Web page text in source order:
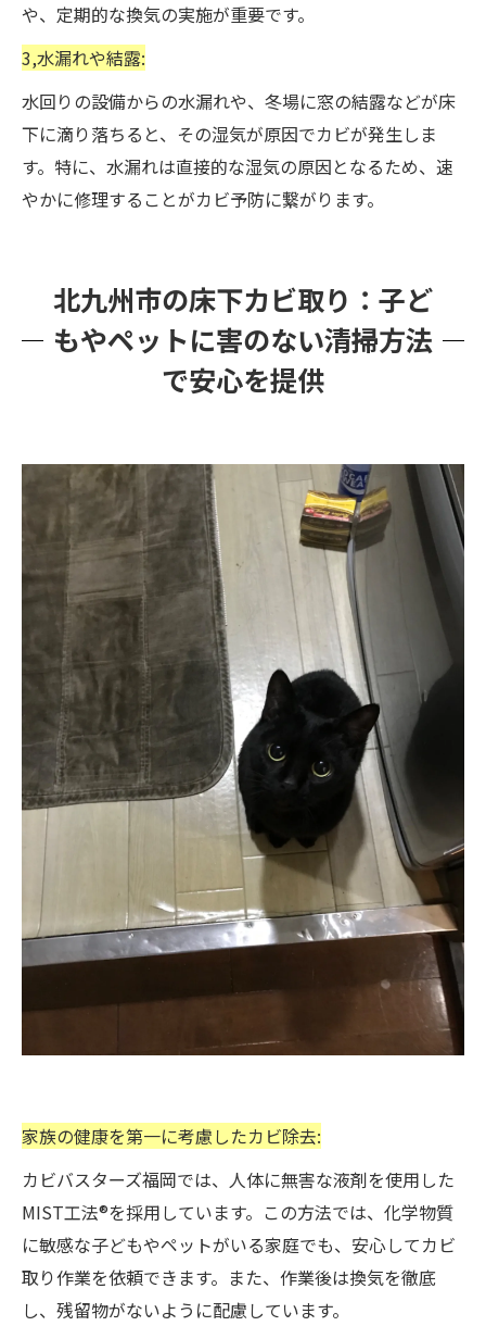
や、定期的な換気の実施が重要です。
3,水漏れや結露:
水回りの設備からの水漏れや、冬場に窓の結露などが床
下に滴り落ちると、その湿気が原因でカビが発生しま
す。特に、水漏れは直接的な湿気の原因となるため、速
やかに修理することがカビ予防に繋がります。
北九州市の床下カビ取り：子ど
もやペットに害のない清掃方法
で安心を提供
家族の健康を第一に考慮したカビ除去:
カビバスターズ福岡では、人体に無害な液剤を使用した
MIST工法®を採用しています。この方法では、化学物質
に敏感な子どもやペットがいる家庭でも、安心してカビ
取り作業を依頼できます。また、作業後は換気を徹底
し、残留物がないように配慮しています。